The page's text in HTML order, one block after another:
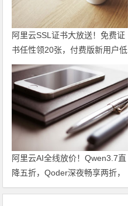
阿里云SSL证书大放送！免费证
书任性领20张，付费版新用户低
至6折仅95元起，一站式满足全
场景HTTPS安全需求！领代金
券
阿里云AI全线放价！Qwen3.7直
降五折，Qoder深夜畅享两折，
文生视频六折起，全栈AI特惠一